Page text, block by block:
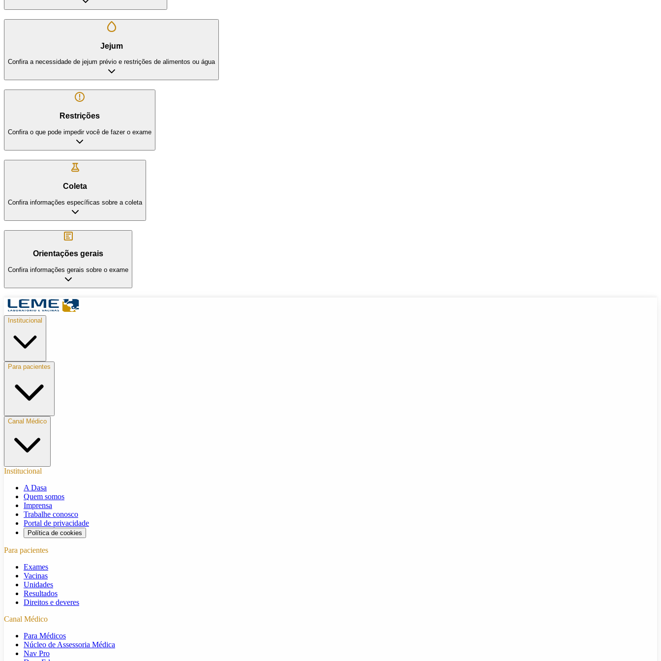
Jejum
Confira a necessidade de jejum prévio e restrições de alimentos ou água
Restrições
Confira o que pode impedir você de fazer o exame
Coleta
Confira informações específicas sobre a coleta
Orientações gerais
Confira informações gerais sobre o exame
Institucional
Para pacientes
Canal Médico
Institucional
A Dasa
Quem somos
Imprensa
Trabalhe conosco
Portal de privacidade
Política de cookies
Para pacientes
Exames
Vacinas
Unidades
Resultados
Direitos e deveres
Canal Médico
Para Médicos
Núcleo de Assessoria Médica
Nav Pro